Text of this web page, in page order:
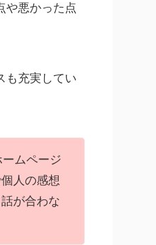
や悪かった点
も充実してい
ムページ
人の感想
が合わな